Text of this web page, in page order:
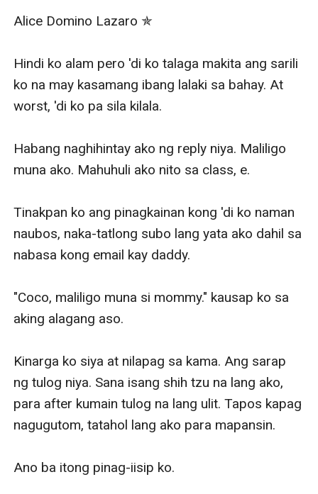
Alice Domino Lazaro ✯
Hindi ko alam pero 'di ko talaga makita ang sarili
ko na may kasamang ibang lalaki sa bahay. At
worst, 'di ko pa sila kilala.
Habang naghihintay ako ng reply niya. Maliligo
muna ako. Mahuhuli ako nito sa class, e.
Tinakpan ko ang pinagkainan kong 'di ko naman
naubos, naka-tatlong subo lang yata ako dahil sa
nabasa kong email kay daddy.
"Coco, maliligo muna si mommy." kausap ko sa
aking alagang aso.
Kinarga ko siya at nilapag sa kama. Ang sarap
ng tulog niya. Sana isang shih tzu na lang ako,
para after kumain tulog na lang ulit. Tapos kapag
nagugutom, tatahol lang ako para mapansin.
Ano ba itong pinag-iisip ko.